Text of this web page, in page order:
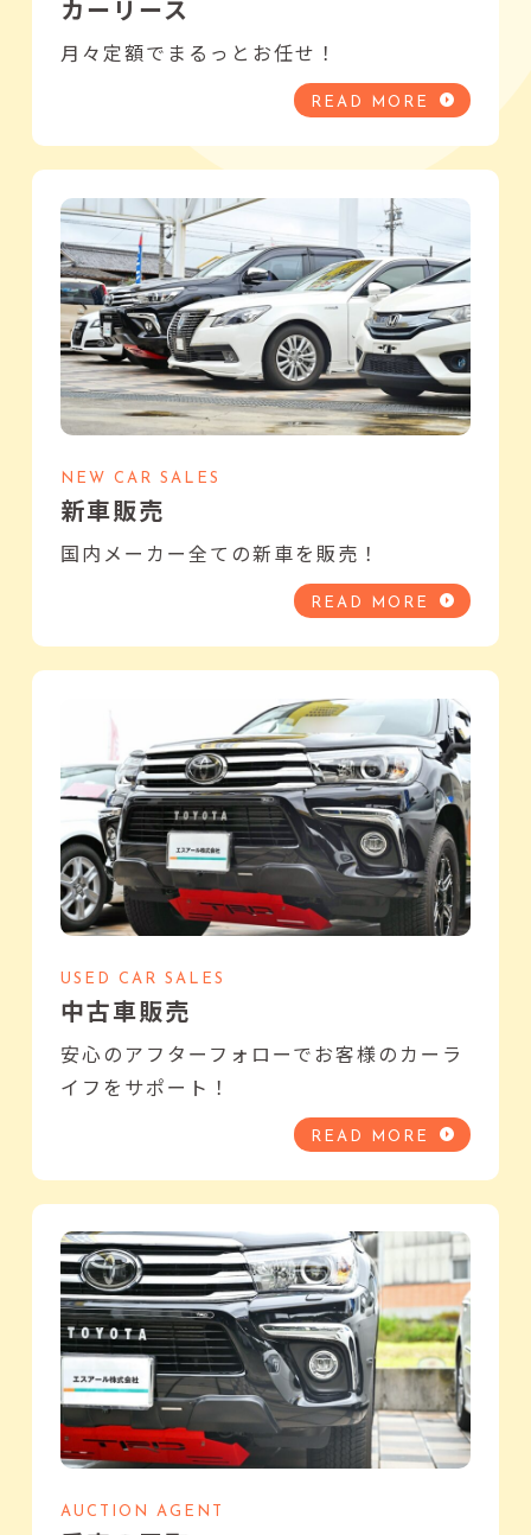
カーリース
月々定額でまるっとお任せ！
READ MORE
NEW CAR SALES
新車販売
国内メーカー全ての新車を販売！
READ MORE
USED CAR SALES
中古車販売
READ MORE
安心のアフターフォローでお客様のカーラ
イフをサポート！
AUCTION AGENT